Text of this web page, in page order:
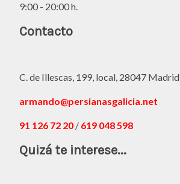
9:00 - 20:00 h.
Contacto
C. de Illescas, 199, local, 28047 Madrid
armando@persianasgalicia.net
91 126 72 20 / 619 048 598
Quizá te interese...